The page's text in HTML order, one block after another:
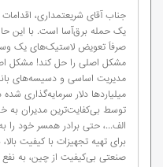
جناب آقای شریعتمداری،
یک حمله برق‌آسا است. با این
صرفاً تعویض لاستیک‌های یک
مشکل اصلی را حل کند! مشکل
مدیریت اساسی و دسیسه‌های
توسط بی‌کفایت‌ترین مدیران به
الف...، حتی برادر همسر خود را
برای تهیه تجهیزات با کیفیت